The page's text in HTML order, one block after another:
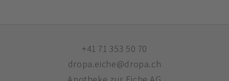
+41 71 353 50 70
dropa.eiche@dropa.ch